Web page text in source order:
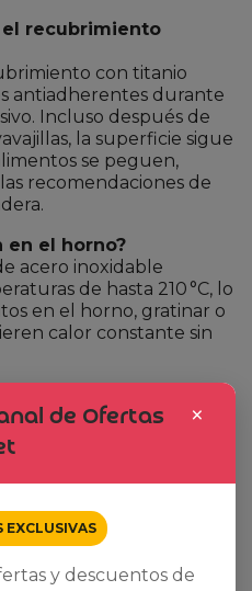
el recubrimiento
con titanio
antiadherentes durante
Incluso después de
la superficie sigue
se peguen,
recomendaciones de
en el horno?
acero inoxidable
de hasta 210 °C, lo
en el horno, gratinar o
calor constante sin
Thermo‑signal no
la sartén alcanza la
180 °C). Si no
no está lo
más. Es una
el
×
de Ofertas
EXCLUSIVAS
y descuentos de